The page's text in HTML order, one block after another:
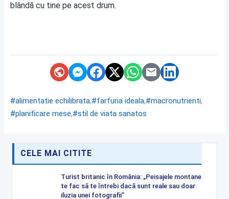
blândă cu tine pe acest drum.
#alimentatie echilibrata,#farfuria ideala,#macronutrienti,
#planificare mese,#stil de viata sanatos
CELE MAI CITITE
Turist britanic în România: „Peisajele montane
te fac să te întrebi dacă sunt reale sau doar
iluzia unei fotografii”